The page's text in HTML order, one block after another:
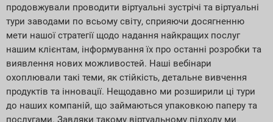
продовжували проводити віртуальні зустрічі та віртуальні
тури заводами по всьому світу, сприяючи досягненню
мети нашої стратегії щодо надання найкращих послуг
нашим клієнтам, інформування їх про останні розробки та
виявлення нових можливостей. Наші вебінари
охоплювали такі теми, як стійкість, детальне вивчення
продуктів та інновації. Нещодавно ми розширили ці тури
до наших компаній, що займаються упаковкою паперу та
послугами. Завдяки такому віртуальному підходу ми